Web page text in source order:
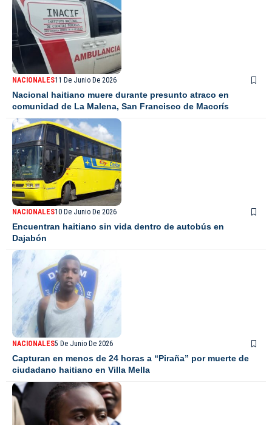
NACIONALES11 De Junio De 2026
Nacional haitiano muere durante presunto atraco en
comunidad de La Malena, San Francisco de Macorís
NACIONALES10 De Junio De 2026
Encuentran haitiano sin vida dentro de autobús en
Dajabón
NACIONALES5 De Junio De 2026
Capturan en menos de 24 horas a “Piraña” por muerte de
ciudadano haitiano en Villa Mella